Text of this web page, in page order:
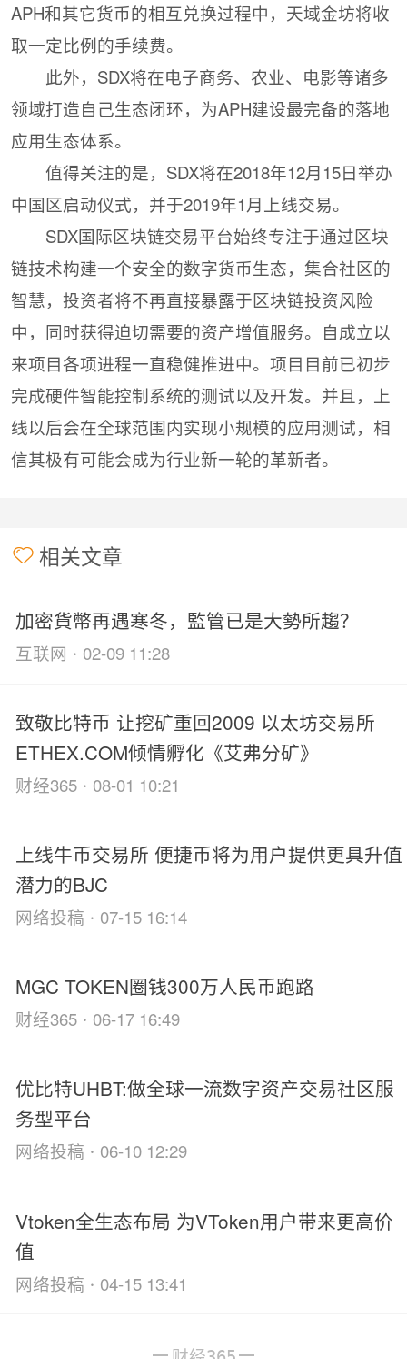
APH和其它货币的相互兑换过程中，天域金坊将收
取一定比例的手续费。
此外，SDX将在电子商务、农业、电影等诸多
领域打造自己生态闭环，为APH建设最完备的落地
应用生态体系。
值得关注的是，SDX将在2018年12月15日举办
中国区启动仪式，并于2019年1月上线交易。
SDX国际区块链交易平台始终专注于通过区块
链技术构建一个安全的数字货币生态，集合社区的
智慧，投资者将不再直接暴露于区块链投资风险
中，同时获得迫切需要的资产增值服务。自成立以
来项目各项进程一直稳健推进中。项目目前已初步
完成硬件智能控制系统的测试以及开发。并且，上
线以后会在全球范围内实现小规模的应用测试，相
信其极有可能会成为行业新一轮的革新者。
相关文章
加密貨幣再遇寒冬，監管已是大勢所趨？
互联网 · 02-09 11:28
致敬比特币 让挖矿重回2009 以太坊交易所
ETHEX.COM倾情孵化《艾弗分矿》
财经365 · 08-01 10:21
上线牛币交易所 便捷币将为用户提供更具升值
潜力的BJC
网络投稿 · 07-15 16:14
MGC TOKEN圈钱300万人民币跑路
财经365 · 06-17 16:49
优比特UHBT:做全球一流数字资产交易社区服
务型平台
网络投稿 · 06-10 12:29
Vtoken全生态布局 为VToken用户带来更高价
值
网络投稿 · 04-15 13:41